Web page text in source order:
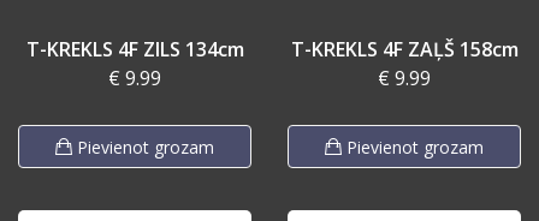
T-KREKLS 4F ZILS 134cm
€ 9.99
Pievienot grozam
T-KREKLS 4F ZAĻŠ 158cm
€ 9.99
Pievienot grozam